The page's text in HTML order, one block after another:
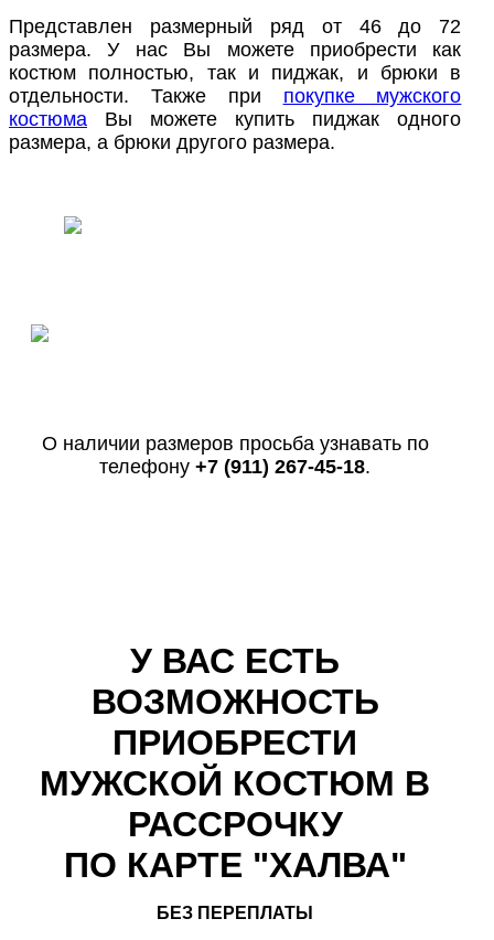
Представлен размерный ряд от 46 до 72
размера. У нас Вы можете приобрести как
костюм полностью, так и пиджак, и брюки в
отдельности. Также при покупке мужского
костюма Вы можете купить пиджак одного
размера, а брюки другого размера.
О наличии размеров просьба узнавать по
телефону+7 (911) 267-45-18.
У ВАС ЕСТЬ
ВОЗМОЖНОСТЬ
ПРИОБРЕСТИ
МУЖСКОЙ КОСТЮМ В
РАССРОЧКУ
ПО КАРТЕ "ХАЛВА"
БЕЗ ПЕРЕПЛАТЫ